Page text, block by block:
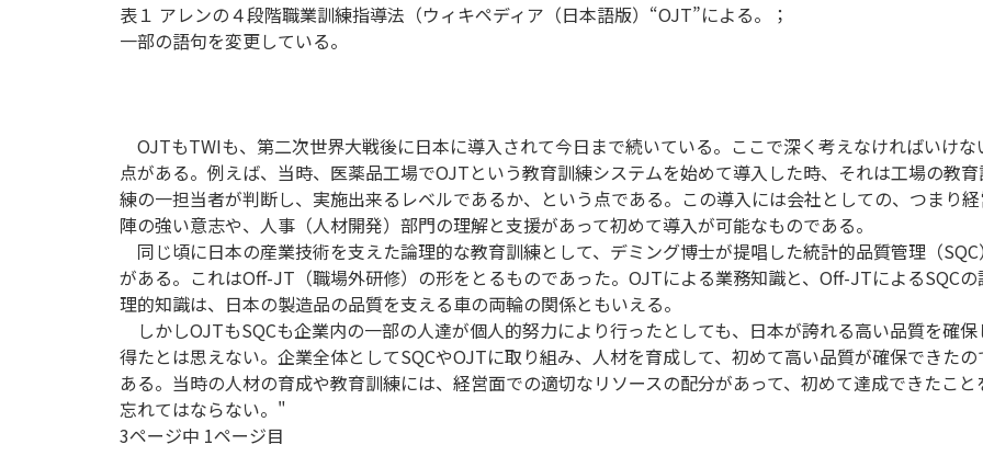
表１ アレンの４段階職業訓練指導法（ウィキペディア（日本語版）“OJT”による。；
一部の語句を変更している。​
OJTもTWIも、第二次世界大戦後に日本に導入されて今日まで続いている。ここで深く考えなければいけな
点がある。例えば、当時、医薬品工場でOJTという教育訓練システムを始めて導入した時、それは工場の教育
練の一担当者が判断し、実施出来るレベルであるか、という点である。この導入には会社としての、つまり
陣の強い意志や、人事（人材開発）部門の理解と支援があって初めて導入が可能なものである。
同じ頃に日本の産業技術を支えた論理的な教育訓練として、デミング博士が提唱した統計的品質管理（SQC）
がある。これはOff-JT（職場外研修）の形をとるものであった。OJTによる業務知識と、Off-JTによるSQCの
理的知識は、日本の製造品の品質を支える車の両輪の関係ともいえる。
しかしOJTもSQCも企業内の一部の人達が個人的努力により行ったとしても、日本が誇れる高い品質を確保
得たとは思えない。企業全体としてSQCやOJTに取り組み、人材を育成して、初めて高い品質が確保できたの
ある。当時の人材の育成や教育訓練には、経営面での適切なリソースの配分があって、初めて達成できたこと
忘れてはならない。"
3ページ中 1ページ目